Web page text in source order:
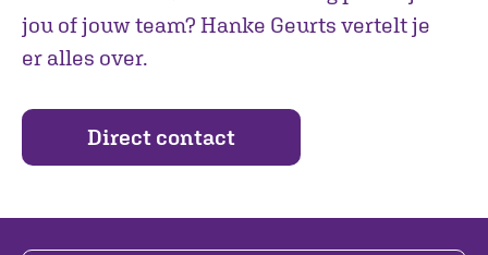
jou of jouw team? Hanke Geurts vertelt je
er alles over.
Direct contact